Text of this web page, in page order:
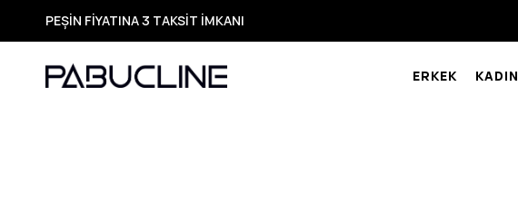
TÜM ÜRÜNLERDE ÜCRETSİZ KARGO
Yeni Sezon Ürünlerde Özel Fırsatlar
Seçili Ürünlerde Hızlı Teslimat
ERKEK KADIN